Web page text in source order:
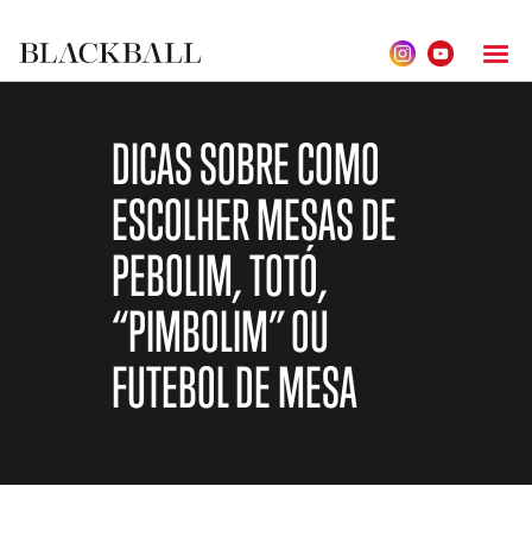
DICAS SOBRE COMO
ESCOLHER MESAS DE
PEBOLIM, TOTÓ,
“PIMBOLIM” OU
FUTEBOL DE MESA